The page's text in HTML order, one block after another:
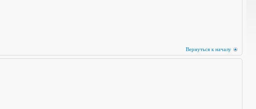
Вернуться к началу